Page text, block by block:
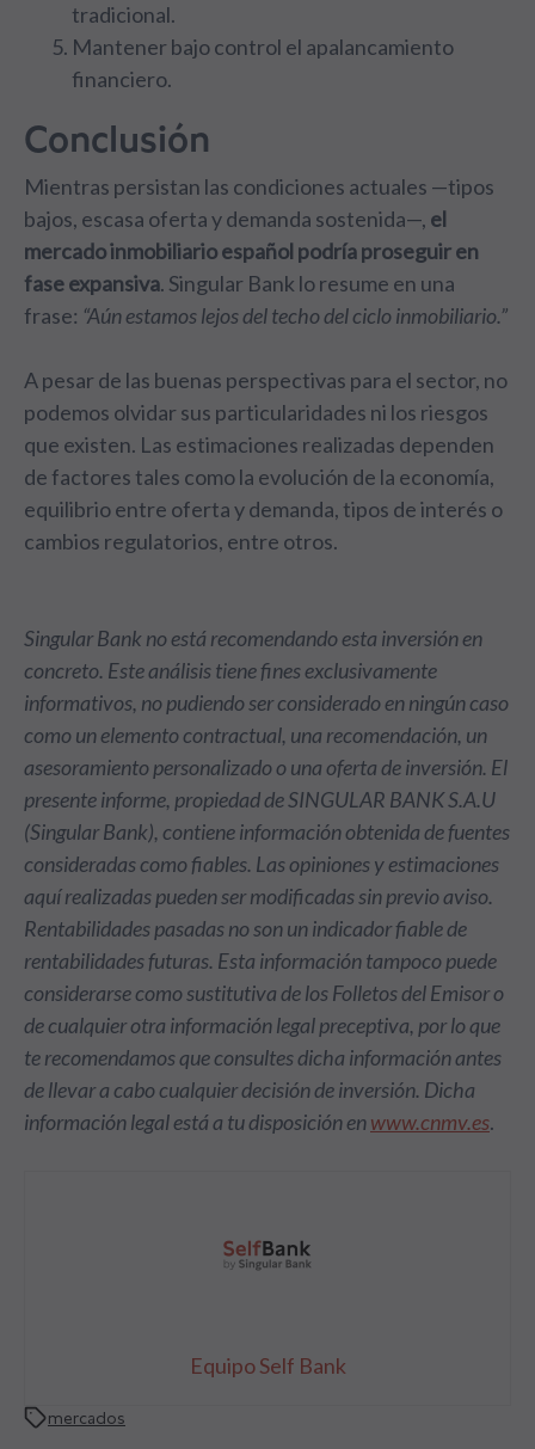
tradicional.
Mantener bajo control el apalancamiento
financiero.
Conclusión
Mientras persistan las condiciones actuales —tipos
bajos, escasa oferta y demanda sostenida—, el
mercado inmobiliario español podría proseguir en
fase expansiva. Singular Bank lo resume en una
frase: “Aún estamos lejos del techo del ciclo inmobiliario.”
A pesar de las buenas perspectivas para el sector, no
podemos olvidar sus particularidades ni los riesgos
que existen. Las estimaciones realizadas dependen
de factores tales como la evolución de la economía,
equilibrio entre oferta y demanda, tipos de interés o
cambios regulatorios, entre otros.
Singular Bank no está recomendando esta inversión en
concreto. Este análisis tiene fines exclusivamente
informativos, no pudiendo ser considerado en ningún caso
como un elemento contractual, una recomendación, un
asesoramiento personalizado o una oferta de inversión. El
presente informe, propiedad de SINGULAR BANK S.A.U
(Singular Bank), contiene información obtenida de fuentes
consideradas como fiables. Las opiniones y estimaciones
aquí realizadas pueden ser modificadas sin previo aviso.
Rentabilidades pasadas no son un indicador fiable de
rentabilidades futuras. Esta información tampoco puede
considerarse como sustitutiva de los Folletos del Emisor o
de cualquier otra información legal preceptiva, por lo que
te recomendamos que consultes dicha información antes
de llevar a cabo cualquier decisión de inversión. Dicha
información legal está a tu disposición enwww.cnmv.es.
Equipo Self Bank
mercados